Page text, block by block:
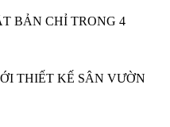
BẢN CHỈ TRONG 4
THIẾT KẾ SÂN VƯỜN